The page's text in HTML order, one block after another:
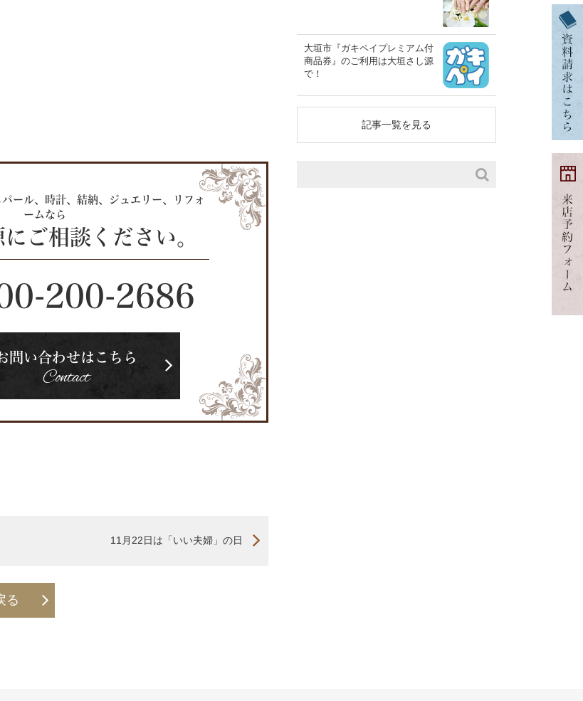
ール、時計、 結納、ジュエリー、リフォ
ームなら
ご相談ください。
200-2686
問い合わせはこちら
Contact
11月22日は「いい夫婦」の日
る
大垣市『ガキペイプレミアム付
商品券』のご利用は大垣さし源
で！
記事一覧を見る